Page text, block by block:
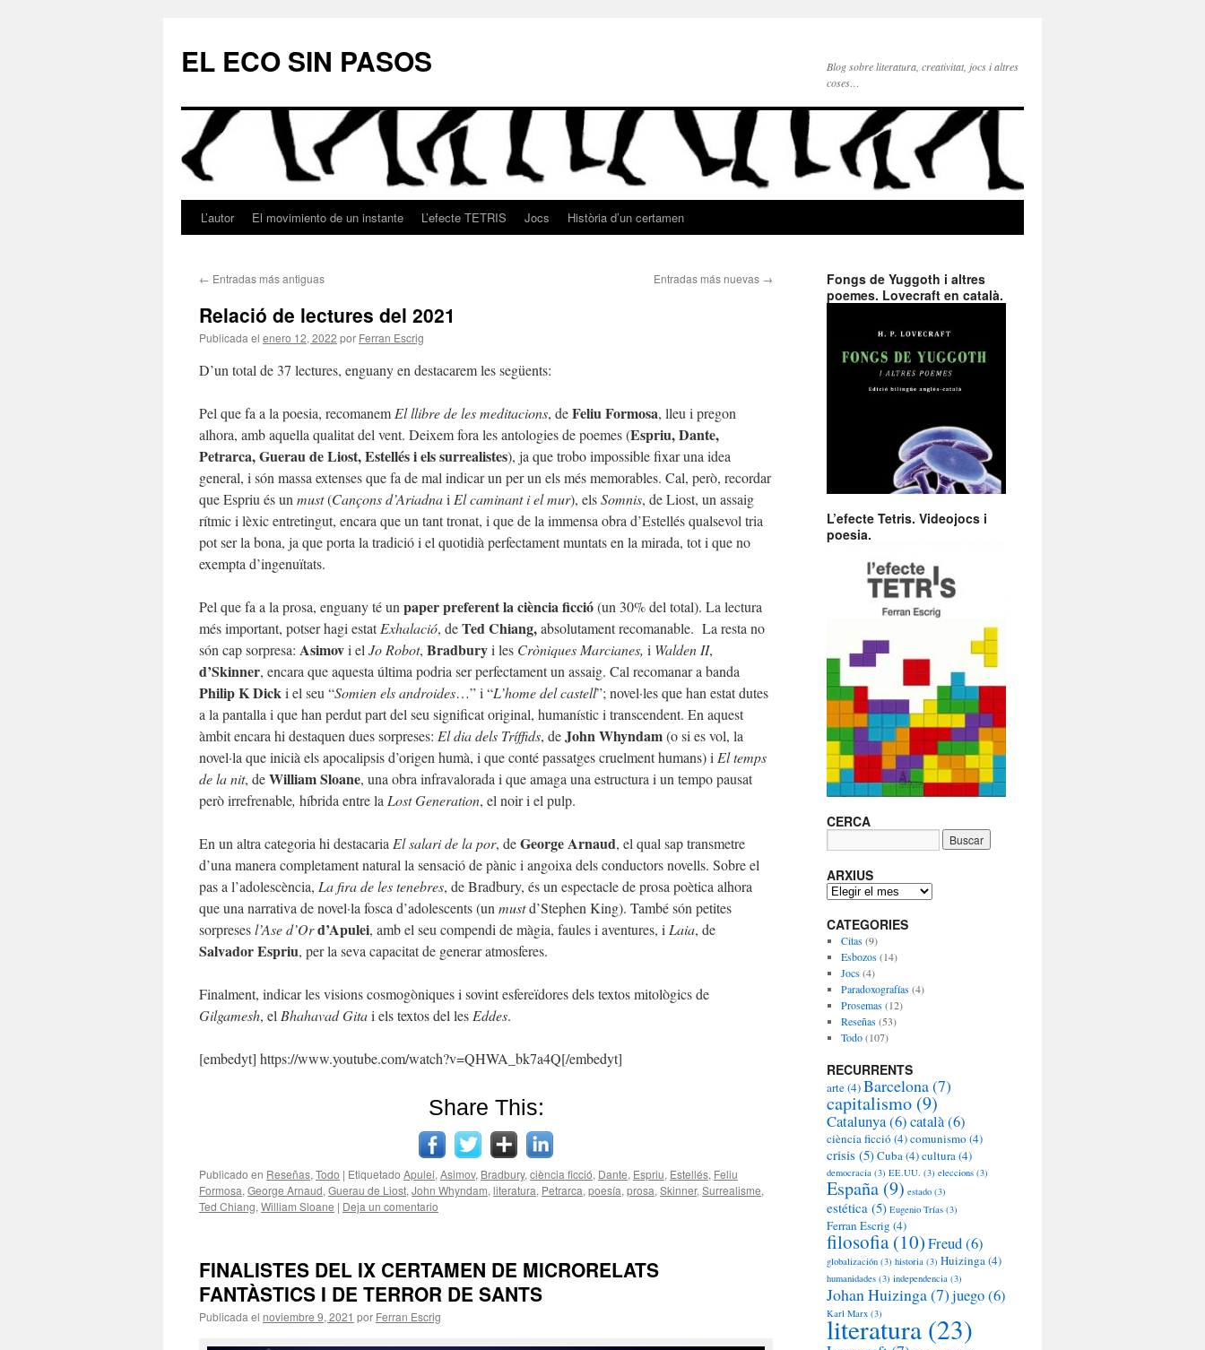
contenido
EL ECO SIN PASOS
Blog sobre literatura, creativitat, jocs i altres
coses…
L’autor El movimiento de un instante L’efecte TETRIS Jocs Història d’un certamen
← Entradas más antiguas Entradas más nuevas →
Relació de lectures del 2021
Publicada el enero 12, 2022 por Ferran Escrig
D’un total de 37 lectures, enguany en destacarem les següents:
Pel que fa a la poesia, recomanem El llibre de les meditacions, deFeliu Formosa, lleu i pregon
alhora, amb aquella qualitat del vent. Deixem fora les antologies de poemes (Espriu, Dante,
Petrarca, Guerau de Liost, Estellés i els surrealistes), ja que trobo impossible fixar una idea
general, i són massa extenses que fa de mal indicar un per un els més memorables. Cal, però, recordar
que Espriu és un must(Cançons d’Ariadnai El caminant i el mur), elsSomnis, de Liost, un assaig
rítmic i lèxic entretingut, encara que un tant tronat, i que de la immensa obra d’Estellés qualsevol tria
pot ser la bona, ja que porta la tradició i el quotidià perfectament muntats en la mirada, tot i que no
exempta d’ingenuïtats.
Pel que fa a la prosa, enguany té un paper preferent la ciència ficció(un 30% del total). La lectura
més important, potser hagi estatExhalació, deTed Chiang,absolutament recomanable. La resta no
són cap sorpresa: Asimovi el Jo Robot, Bradburyi les Cròniques Marcianes, i Walden II,
d’Skinner, encara que aquesta última podria ser perfectament un assaig. Cal recomanar a banda
Philip K Dicki el seu “Somien els androides…” i “L’home del castell”; novel·les que han estat dutes
a la pantalla i que han perdut part del seu significat original, humanístic i transcendent. En aquest
àmbit encara hi destaquen dues sorpreses: El dia dels Tríffids, deJohn Whyndam(o si es vol, la
novel·la que inicià els apocalipsis d’origen humà, i que conté passatges cruelment humans) i El temps
de la nit, deWilliam Sloane, una obra infravalorada i que amaga una estructura i un tempo pausat
però irrefrenable, híbrida entre la Lost Generation, el noir i el pulp.
En un altra categoria hi destacaria El salari de la por, deGeorge Arnaud, el qual sap transmetre
d’una manera completament natural la sensació de pànic i angoixa dels conductors novells. Sobre el
pas a l’adolescència, La fira de les tenebres, de Bradbury, és un espectacle de prosa poètica alhora
que una narrativa de novel·la fosca d’adolescents (un mustd’Stephen King). També són petites
sorpresesl’Ase d’Ord’Apulei, amb el seu compendi de màgia, faules i aventures, i Laia, de
Salvador Espriu, per la seva capacitat de generar atmosferes.
Finalment, indicar les visions cosmogòniques i sovint esfereïdores dels textos mitològics de
Gilgamesh, el Bhahavad Gitai els textos del les Eddes.
[embedyt] https://www.youtube.com/watch?v=QHWA_bk7a4Q[/embedyt]
Share This:
Publicado en Reseñas, Todo | Etiquetado Apulei, Asimov, Bradbury, ciència ficció, Dante, Espriu, Estellés, Feliu
Formosa, George Arnaud, Guerau de Liost, John Whyndam, literatura, Petrarca, poesía, prosa, Skinner, Surrealisme,
Ted Chiang, William Sloane | Deja un comentario
FINALISTES DEL IX CERTAMEN DE MICRORELATS
FANTÀSTICS I DE TERROR DE SANTS
Publicada el noviembre 9, 2021 por Ferran Escrig
Fongs de Yuggoth i altres
poemes. Lovecraft en català.
L’efecte Tetris. Videojocs i
poesia.
CERCA
ARXIUS
A
X
I
U
S
CATEGORIES
Citas(9)
Esbozos(14)
Jocs(4)
Paradoxografías(4)
Prosemas(12)
Reseñas(53)
Todo(107)
RECURRENTS
arte(4)Barcelona(7)
capitalismo (9)
Catalunya(6)català(6)
ciència ficció (4)comunismo (4)
crisis (5)Cuba(4)cultura(4)
democracia (3) EE.UU. (3) eleccions (3)
España (9) estado (3)
estética (5) Eugenio Trías (3)
Ferran Escrig (4)
filosofia(10)Freud(6)
globalización (3) historia (3) Huizinga(4)
humanidades (3) independencia (3)
Johan Huizinga(7)juego(6)
Karl Marx (3)
literatura (23)